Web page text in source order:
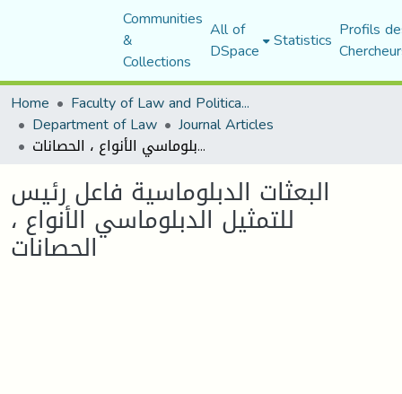
Communities
&
Collections
All of
DSpace Statistics Profils
Home
Faculty of Law and Political Science
Department of Law Journal Articles
البعثات الدبلوماسية فاعل رئيس للتمثيل الدبلوماسي الأنواع ، الحصانات
البعثات الدبلوماسية فاعل رئيس
للتمثيل الدبلوماسي الأنواع ،
الحصانات